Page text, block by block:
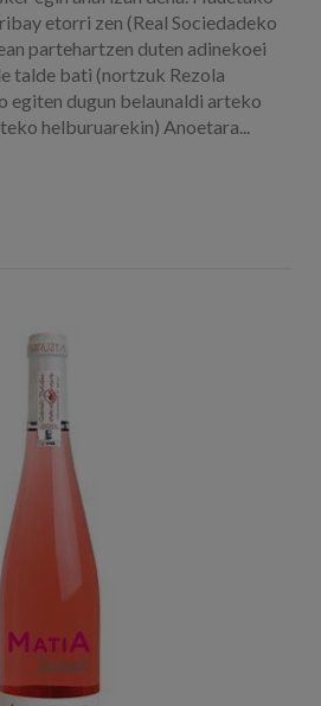
etorri zen (Real Sociedadeko
partehartzen duten adinekoei
talde bati (nortzuk Rezola
egiten dugun belaunaldi arteko
helburuarekin) Anoetara...